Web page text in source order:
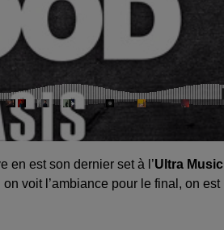
en est son dernier set à l’Ultra Music
voit l’ambiance pour le final, on est